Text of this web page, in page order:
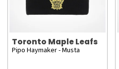
Toronto Maple Leafs
Pipo Haymaker - Musta